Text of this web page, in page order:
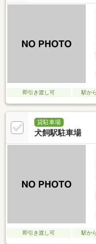
即引き渡し可 駅か
貸駐車場
犬飼駅駐車場
即引き渡し可 駅か